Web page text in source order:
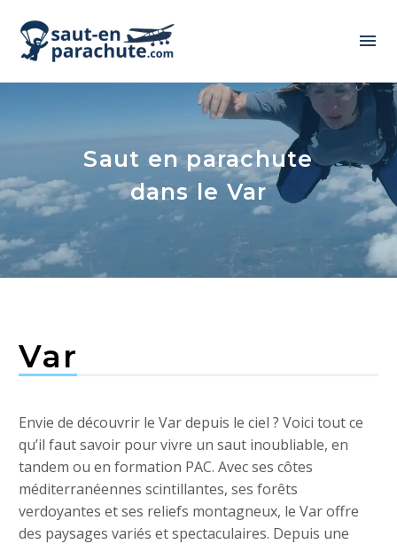
Saut en parachute
dans le Var
Var
Envie de découvrir le Var depuis le ciel ? Voici tout ce
qu’il faut savoir pour vivre un saut inoubliable, en
tandem ou en formation PAC. Avec ses côtes
méditerranéennes scintillantes, ses forêts
verdoyantes et ses reliefs montagneux, le Var offre
des paysages variés et spectaculaires. Depuis une